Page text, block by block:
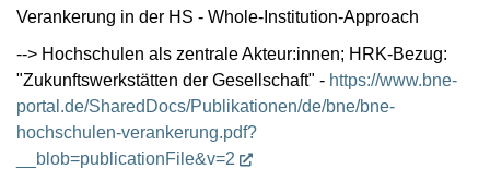
Verankerung in der HS - Whole-Institution-Approach
--> Hochschulen als zentrale Akteur:innen; HRK-Bezug:
"Zukunftswerkstätten der Gesellschaft" - https://www.bne-
portal.de/SharedDocs/Publikationen/de/bne/bne-
hochschulen-verankerung.pdf?
__blob=publicationFile&v=2